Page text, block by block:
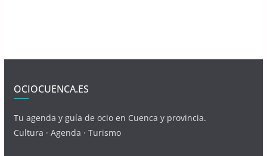
OCIOCUENCA.ES
Tu agenda y guía de ocio en Cuenca y provincia.
Cultura · Agenda · Turismo